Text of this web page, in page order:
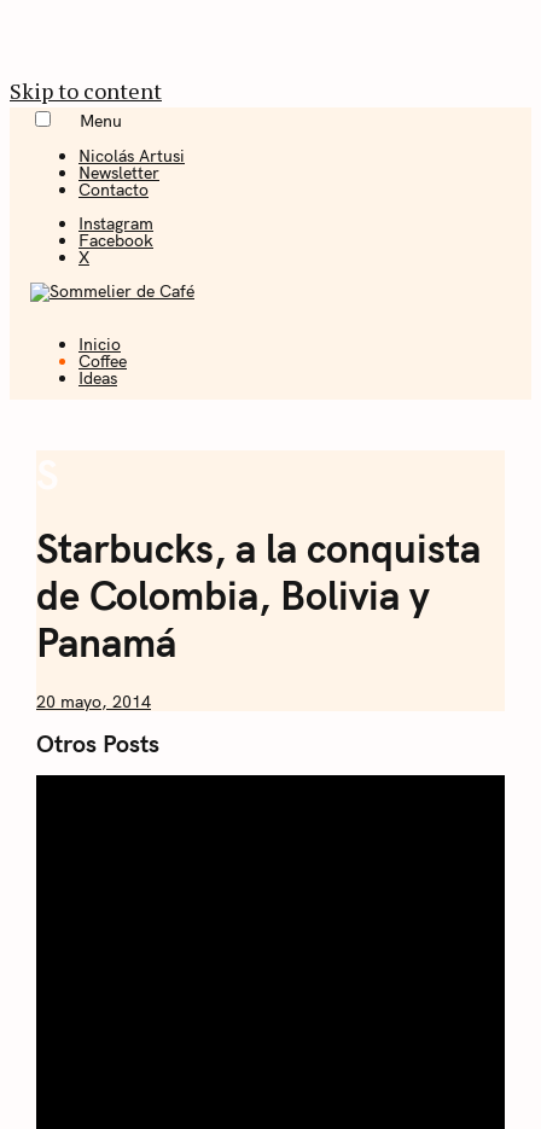
Skip to content
Menu
Nicolás Artusi
Newsletter
Contacto
Instagram
Facebook
X
Coffee + Ideas
Inicio
Coffee
Ideas
Starbucks, a la conquista
de Colombia, Bolivia y
Panamá
by
Artusi
20 mayo, 2014
Otros Posts